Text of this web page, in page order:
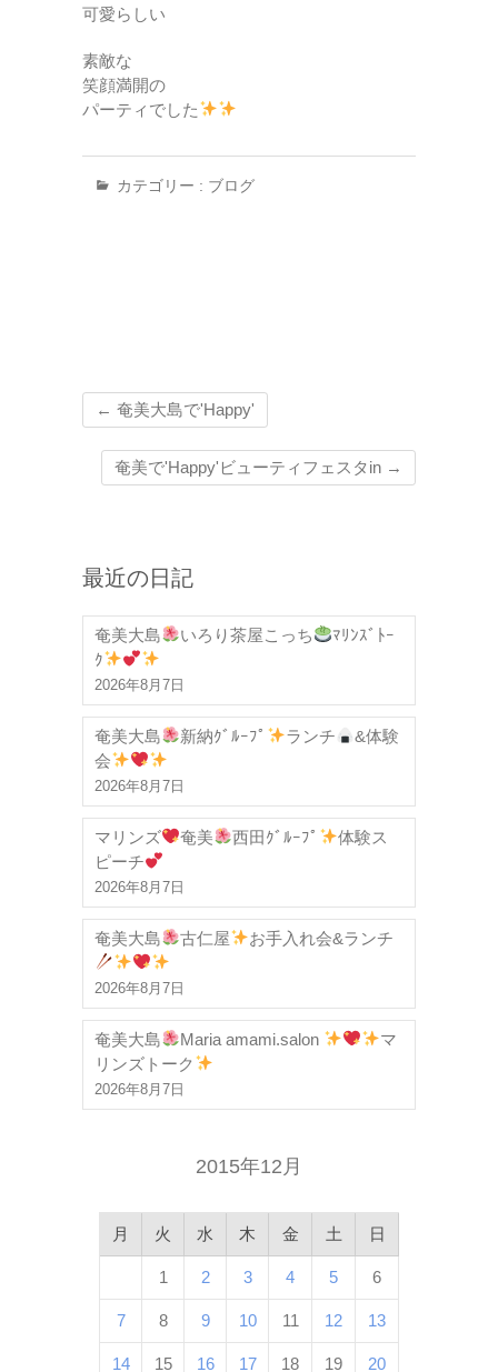
可愛らしい
素敵な
笑顔満開の
パーティでした
カテゴリー : ブログ
← 奄美大島で'Happy'
奄美で'Happy'ビューティフェスタin →
最近の日記
奄美大島 いろり茶屋こっち
ﾏﾘﾝｽﾞﾄｰ
ｸ
2026年8月7日
奄美大島 新納ｸﾞﾙｰﾌﾟ ランチ
&体験
会
2026年8月7日
マリンズ 奄美 西田ｸﾞﾙｰﾌﾟ
体験ス
ピーチ
2026年8月7日
奄美大島 古仁屋 お手入れ会&ランチ
2026年8月7日
奄美大島 Maria amami.salon
マ
リンズトーク
2026年8月7日
2015年12月
月 火 水 木 金 土 日
1 2 3 4 5 6
7 8 9 10 11 12 13
14 15 16 17 18 19 20